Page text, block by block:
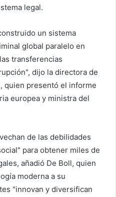
legal.
un sistema
global paralelo en
transferencias
dijo la directora de
quien presentó el informe
europea y ministra del
de las debilidades
para obtener miles de
añadió De Boll, quien
moderna a su
"innovan y diversifican